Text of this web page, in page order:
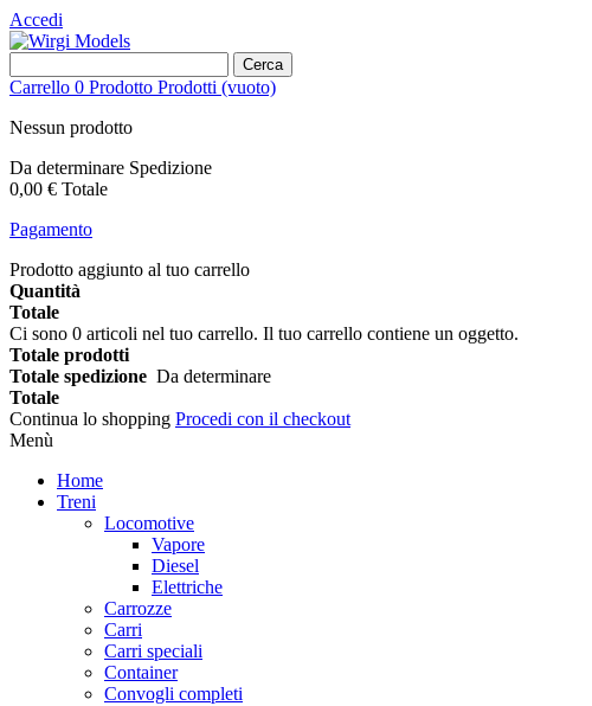
Accedi
Cerca
Carrello 0 Prodotto Prodotti (vuoto)
Nessun prodotto
Da determinare Spedizione
0,00 € Totale
Pagamento
Prodotto aggiunto al tuo carrello
Quantità
Totale
Ci sono 0 articoli nel tuo carrello. Il tuo carrello contiene un oggetto.
Totale prodotti
Totale spedizione Da determinare
Totale
Continua lo shopping Procedi con il checkout
Menù
Home
Treni
Locomotive
Vapore
Diesel
Elettriche
Carrozze
Carri
Carri speciali
Container
Convogli completi